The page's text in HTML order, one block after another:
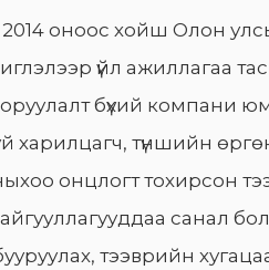
оноос хойш Олон
үйл ажиллагаа
бүхий компани
харилцагч, түншийн
онцлогт тохирсон
санал
тээврийн